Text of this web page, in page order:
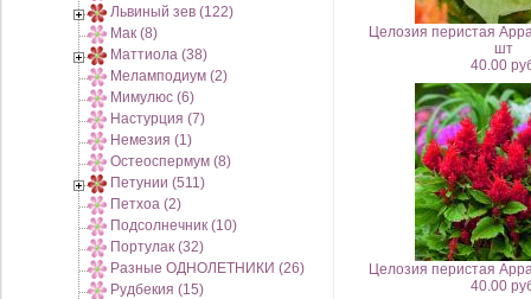
Львиный зев (122)
Мак (8)
Маттиола (38)
Меламподиум (2)
Мимулюс (6)
Настурция (7)
Немезия (1)
Остеоспермум (8)
Петунии (511)
Петхоа (2)
Подсолнечник (10)
Портулак (32)
Разные ОДНОЛЕТНИКИ (26)
Рудбекия (15)
Целозия перистая
шт
40.00
Целозия перистая
40.00